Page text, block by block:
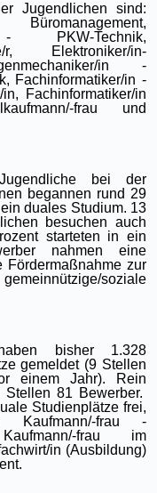
Jugendlichen sind:
- PKW-Technik,
r, Elektroniker/in-
in -
Fachinformatiker/in -
Fachinformatiker/in
frau und
bei der
begannen rund 29
duales Studium. 13
besuchen auch
starteten in ein
nahmen eine
Fördermaßnahme zur
soziale
bisher 1.328
gemeldet (9 Stellen
einem Jahr). Rein
81 Bewerber.
Studienplätze frei,
frau -
Kaufmann/-frau im
in (Ausbildung)